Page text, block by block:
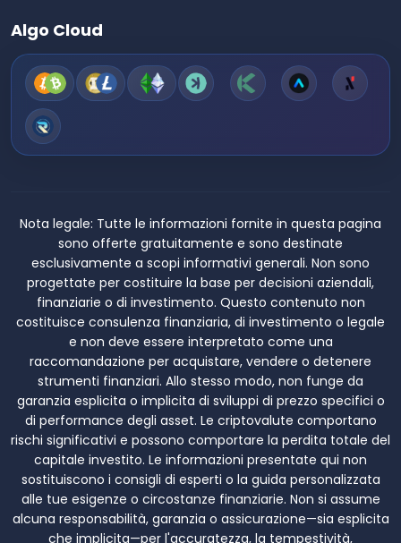
Algo Cloud
Nota legale: Tutte le informazioni fornite in questa pagina
sono offerte gratuitamente e sono destinate
esclusivamente a scopi informativi generali. Non sono
progettate per costituire la base per decisioni aziendali,
finanziarie o di investimento. Questo contenuto non
costituisce consulenza finanziaria, di investimento o legale
e non deve essere interpretato come una
raccomandazione per acquistare, vendere o detenere
strumenti finanziari. Allo stesso modo, non funge da
garanzia esplicita o implicita di sviluppi di prezzo specifici o
di performance degli asset. Le criptovalute comportano
rischi significativi e possono comportare la perdita totale del
capitale investito. Le informazioni presentate qui non
sostituiscono i consigli di esperti o la guida personalizzata
alle tue esigenze o circostanze finanziarie. Non si assume
alcuna responsabilità, garanzia o assicurazione—sia esplicita
che implicita—per l'accuratezza, la tempestività,